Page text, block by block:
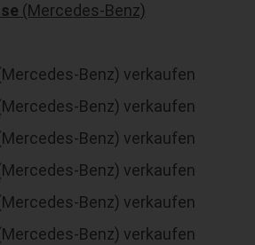
(Mercedes-Benz)
Benz) verkaufen
Benz) verkaufen
Benz) verkaufen
Benz) verkaufen
Benz) verkaufen
Benz) verkaufen